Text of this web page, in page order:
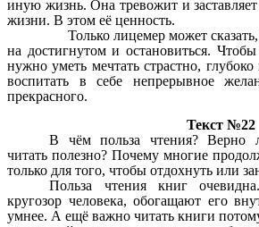
иную жизнь. Она тревожит и заставляет
жизни. В этом её ценность.
Только лицемер может сказать,
на достигнутом и остановиться. Чтобы
нужно уметь мечтать страстно,
воспитать в себе непрерывное
прекрасного.
Текст №22
В чём польза чтения? Верно
читать полезно? Почему многие
только для того, чтобы отдохнуть или
Польза чтения книг
кругозор человека, обогащают его
умнее. А ещё важно читать книги